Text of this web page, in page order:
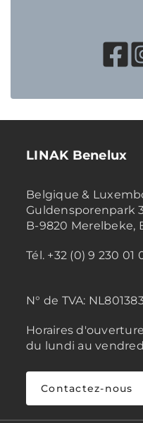
LINAK Benelux
Belgique &
Guldensporenpark
B-9820 Merelbeke,
Tél. +32 (0) 9 230 01
N° de TVA:
Horaires
du lundi au
Contactez-nous